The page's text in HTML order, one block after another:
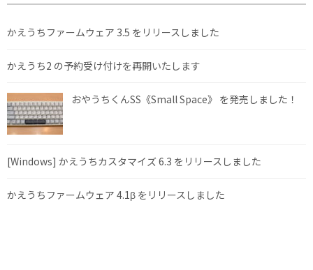
かえうちファームウェア 3.5 をリリースしました
かえうち2 の予約受け付けを再開いたします
おやうちくんSS《Small Space》 を発売しました！
[Windows] かえうちカスタマイズ 6.3 をリリースしました
かえうちファームウェア 4.1β をリリースしました